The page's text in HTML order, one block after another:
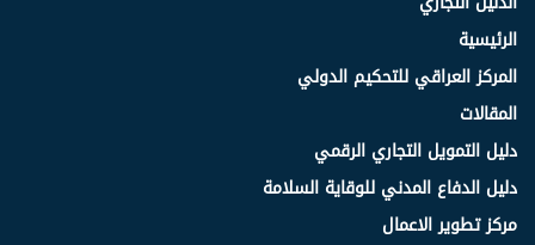
الرئيسية
المركز العراقي للتحكيم الدولي
المقالات
دليل التمويل التجاري الرقمي
دليل الدفاع المدني للوقاية السلامة
مركز تطوير الاعمال